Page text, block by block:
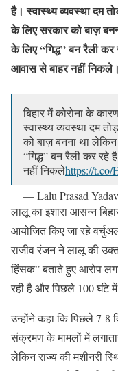
है। स्वास्थ्य व्यवस्था दम
के लिए सरकार को बाज़
के लिए “गिद्ध” बन रैली कर
आवास से बाहर नहीं
बिहार में कोरोना के
स्वास्थ्य व्यवस्था दम
को बाज़ बनना था
“गिद्ध” बन रैली कर रहे
नहीं निकलेhttps://
— Lalu Prasad
लालू का इशारा आसन्न
आयोजित किए जा रहे
राजीव रंजन ने लालू की
हिंसक” बताते हुए आरोप
रही है और पिछले 100 घंटे
उन्होंने कहा कि पिछले 7-8
संक्रमण के मामलों में
लेकिन राज्य की मशीनरी